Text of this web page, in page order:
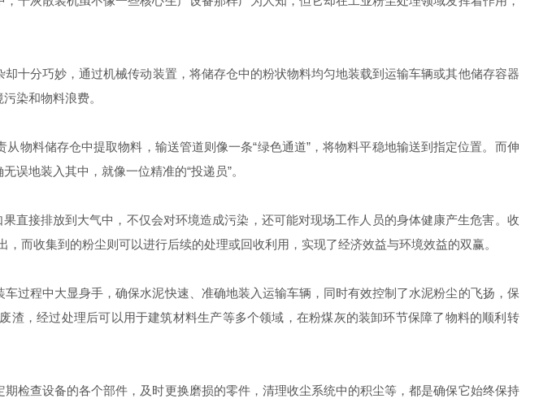
十分巧妙，通过机械传动装置，将储存仓中的粉状物料均匀地装载到运输车辆或其他储存容器
染和物料浪费。
料储存仓中提取物料，输送管道则像一条“绿色通道”，将物料平稳地输送到指定位置。而伸
误地装入其中，就像一位精准的“投递员”。
接排放到大气中，不仅会对环境造成污染，还可能对现场工作人员的身体健康产生危害。收
而收集到的粉尘则可以进行后续的处理或回收利用，实现了经济效益与环境效益的双赢。
程中大显身手，确保水泥快速、准确地装入运输车辆，同时有效控制了水泥粉尘的飞扬，保
，经过处理后可以用于建筑材料生产等多个领域，在粉煤灰的装卸环节保障了物料的顺利转
查设备的各个部件，及时更换磨损的零件，清理收尘系统中的积尘等，都是确保它始终保持